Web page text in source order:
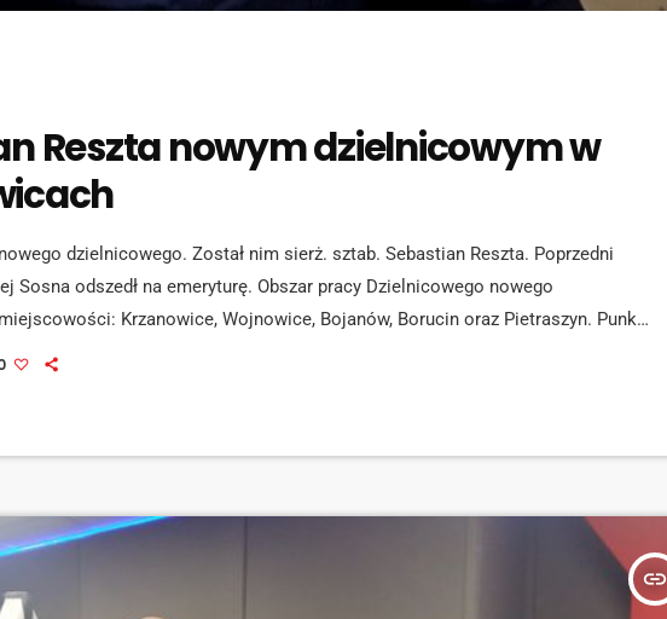
Reszta nowym dzielnicowym w
dzielnicowego. Został nim sierż. sztab. Sebastian Reszta. Poprzedni
Sosna odszedł na emeryturę. Obszar pracy Dzielnicowego nowego
Krzanowice, Wojnowice, Bojanów, Borucin oraz Pietraszyn. Punkt
jest czynny w Urzędzie Miejskim w Krzanowicach w każdą środę w
insert_link